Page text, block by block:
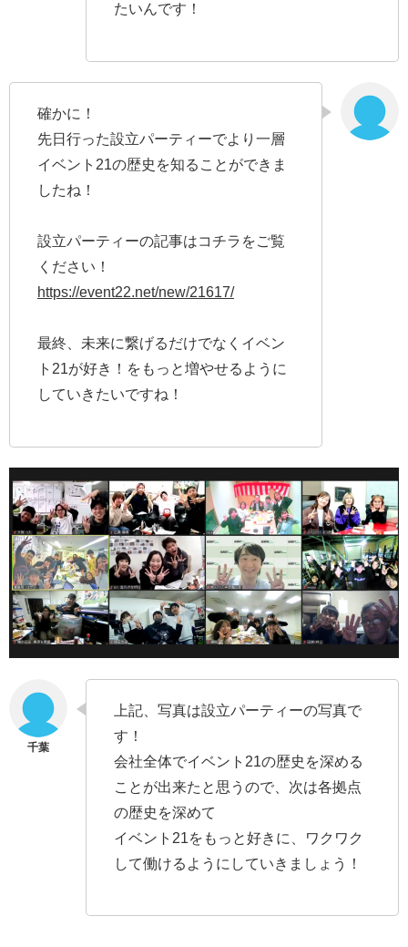
たいんです！
確かに！
先日行った設立パーティーでより一層
イベント21の歴史を知ることができま
したね！
設立パーティーの記事はコチラをご覧
ください！
https://event22.net/new/21617/
最終、未来に繋げるだけでなくイベン
ト21が好き！をもっと増やせるように
していきたいですね！
上記、写真は設立パーティーの写真で
す！
会社全体でイベント21の歴史を深める
ことが出来たと思うので、次は各拠点
の歴史を深めて
イベント21をもっと好きに、ワクワク
して働けるようにしていきましょう！